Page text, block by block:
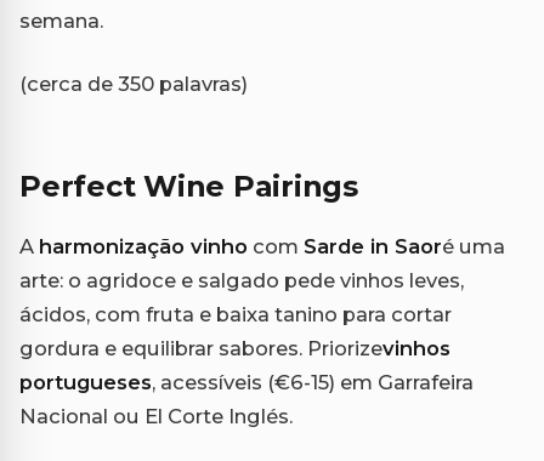
semana.
(cerca de 350 palavras)
Perfect Wine Pairings
A harmonização vinho com Sarde in Saoré uma
arte: o agridoce e salgado pede vinhos leves,
ácidos, com fruta e baixa tanino para cortar
gordura e equilibrar sabores. Priorizevinhos
portugueses, acessíveis (€6-15) em Garrafeira
Nacional ou El Corte Inglés.